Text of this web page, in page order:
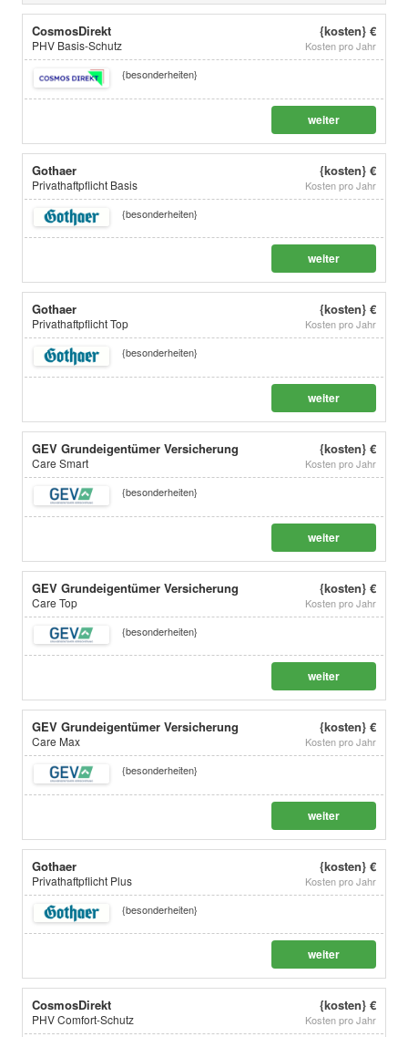
CosmosDirekt
PHV Basis-Schutz
{kosten} €
Kosten pro Jahr
{besonderheiten}
weiter
Gothaer
Privathaftpflicht Basis
{kosten} €
Kosten pro Jahr
{besonderheiten}
weiter
Gothaer
Privathaftpflicht Top
{kosten} €
Kosten pro Jahr
{besonderheiten}
weiter
GEV Grundeigentümer Versicherung
Care Smart
{kosten} €
Kosten pro Jahr
{besonderheiten}
weiter
GEV Grundeigentümer Versicherung
Care Top
{kosten} €
Kosten pro Jahr
{besonderheiten}
weiter
GEV Grundeigentümer Versicherung
Care Max
{kosten} €
Kosten pro Jahr
{besonderheiten}
weiter
Gothaer
Privathaftpflicht Plus
{kosten} €
Kosten pro Jahr
{besonderheiten}
weiter
CosmosDirekt
PHV Comfort-Schutz
{kosten} €
Kosten pro Jahr